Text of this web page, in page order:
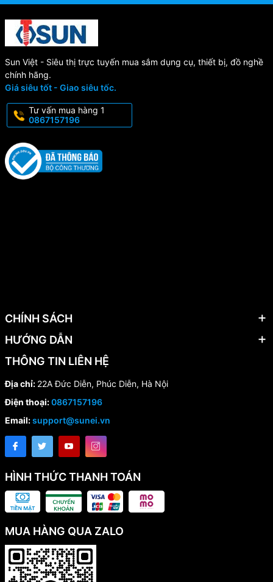
Sun Việt - Siêu thị trực tuyến mua sắm dụng cụ, thiết bị, đồ nghề
chính hãng.
Giá siêu tốt - Giao siêu tốc.
Tư vấn mua hàng 1
0867157196
CHÍNH SÁCH
HƯỚNG DẪN
THÔNG TIN LIÊN HỆ
Địa chỉ: 22A Đức Diễn, Phúc Diễn, Hà Nội
Điện thoại:0867157196
Email:support@sunei.vn
HÌNH THỨC THANH TOÁN
MUA HÀNG QUA ZALO